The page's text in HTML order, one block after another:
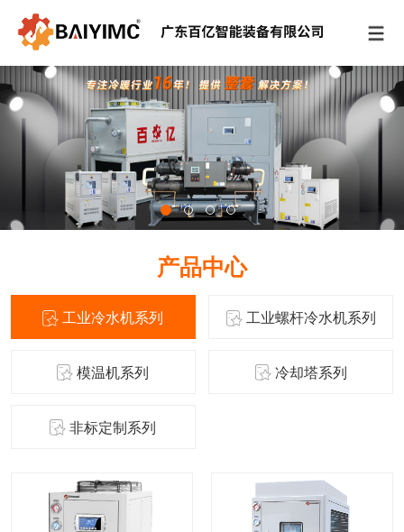
产品中心
工业冷水机系列 工业螺杆冷水机系列
模温机系列 冷却塔系列
非标定制系列